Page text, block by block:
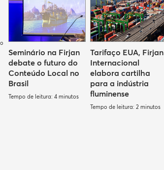
Seminário na Firjan
debate o futuro do
Conteúdo Local no
Brasil
Tempo de leitura: 4 minutos
Tarifaço EUA, Firjan
Internacional
elabora cartilha
para a indústria
fluminense
Tempo de leitura: 2 minutos